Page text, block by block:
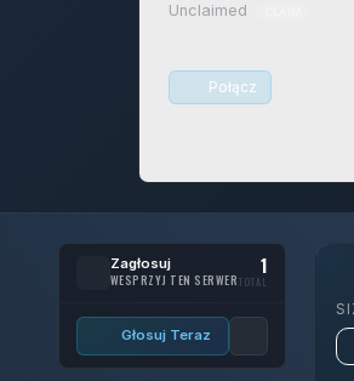
Unclaimed
Połącz
Zagłosuj
WESPRZYJ TEN SERWER
1
TOTAL
Głosuj Teraz